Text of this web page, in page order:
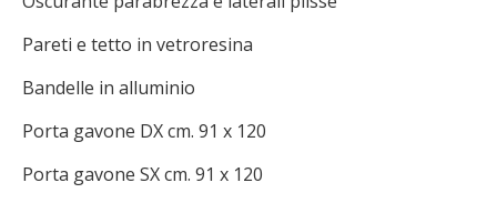
Pareti e tetto in vetroresina
Bandelle in alluminio
Porta gavone DX cm. 91 x 120
Porta gavone SX cm. 91 x 120